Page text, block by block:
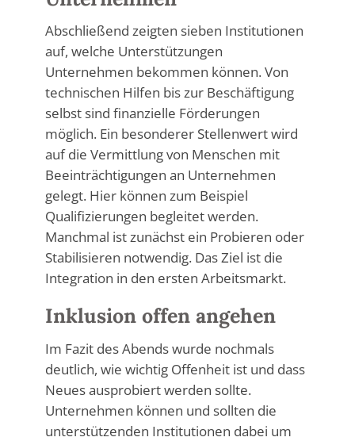
Abschließend zeigten sieben Institutionen
auf, welche Unterstützungen
Unternehmen bekommen können. Von
technischen Hilfen bis zur Beschäftigung
selbst sind finanzielle Förderungen
möglich. Ein besonderer Stellenwert wird
auf die Vermittlung von Menschen mit
Beeinträchtigungen an Unternehmen
gelegt. Hier können zum Beispiel
Qualifizierungen begleitet werden.
Manchmal ist zunächst ein Probieren oder
Stabilisieren notwendig. Das Ziel ist die
Integration in den ersten Arbeitsmarkt.
Inklusion offen angehen
Im Fazit des Abends wurde nochmals
deutlich, wie wichtig Offenheit ist und dass
Neues ausprobiert werden sollte.
Unternehmen können und sollten die
unterstützenden Institutionen dabei um